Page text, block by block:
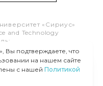
«Сириус»
and Technology
и успех»
«Сириус»,
41 55
Вы подтверждаете, что
на нашем сайте
с нашей Политикой